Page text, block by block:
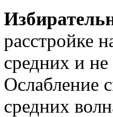
расстройке
средних и
Ослабление
средних